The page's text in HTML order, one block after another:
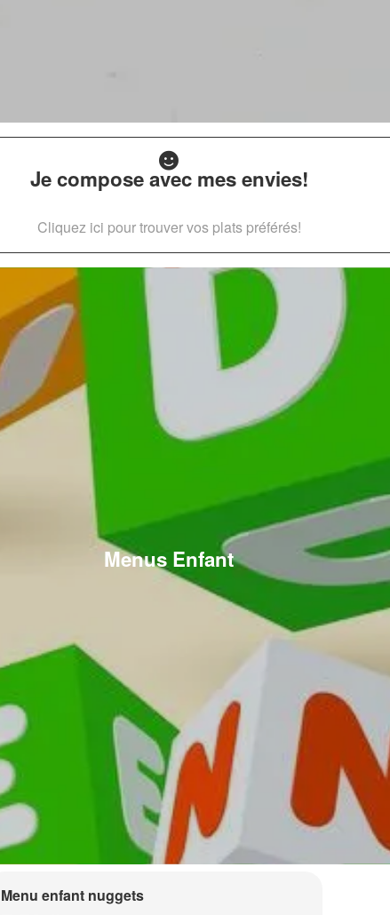
Je compose avec mes envies!
Cliquez ici pour trouver vos plats préférés!
Menus Enfant
Menu enfant nuggets